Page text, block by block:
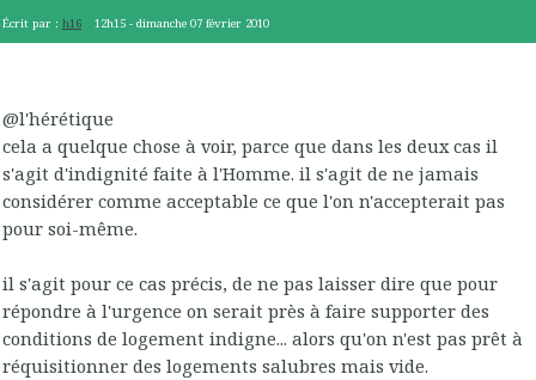
Écrit par : h16 12h15 -dimanche 07 février 2010
@l'hérétique
cela a quelque chose à voir, parce que dans les deux cas il
s'agit d'indignité faite à l'Homme. il s'agit de ne jamais
considérer comme acceptable ce que l'on n'accepterait pas
pour soi-même.
il s'agit pour ce cas précis, de ne pas laisser dire que pour
répondre à l'urgence on serait près à faire supporter des
conditions de logement indigne... alors qu'on n'est pas prêt à
réquisitionner des logements salubres mais vide.